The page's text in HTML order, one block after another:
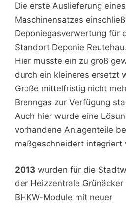
Die erste Auslieferung
Maschinensatzes
Deponiegasverwertung für
Standort Deponie Reutehau.
Hier musste ein zu groß
durch ein kleineres ersetzt
Große mittelfristig nicht
Brenngas zur Verfügung
Auch hier wurde eine
vorhandene Anlagenteile
maßgeschneidert integriert
2013 wurden für die
der Heizzentrale
BHKW-Module mit neuer